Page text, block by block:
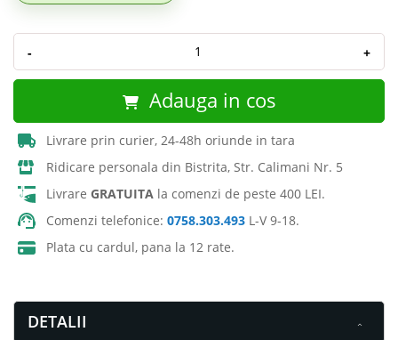
- +
Adauga in cos
Livrare prin curier, 24-48h oriunde in tara
Ridicare personala din Bistrita, Str. Calimani Nr. 5
Livrare GRATUITA la comenzi de peste 400 LEI.
Comenzi telefonice: 0758.303.493 L-V 9-18.
Plata cu cardul, pana la 12 rate.
DETALII